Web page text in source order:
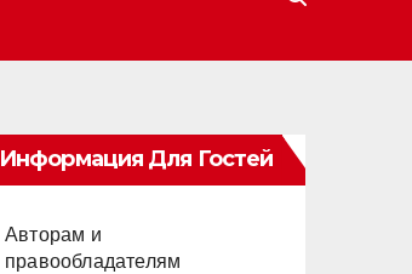
Информация Для Гостей
Авторам и
правообладателям